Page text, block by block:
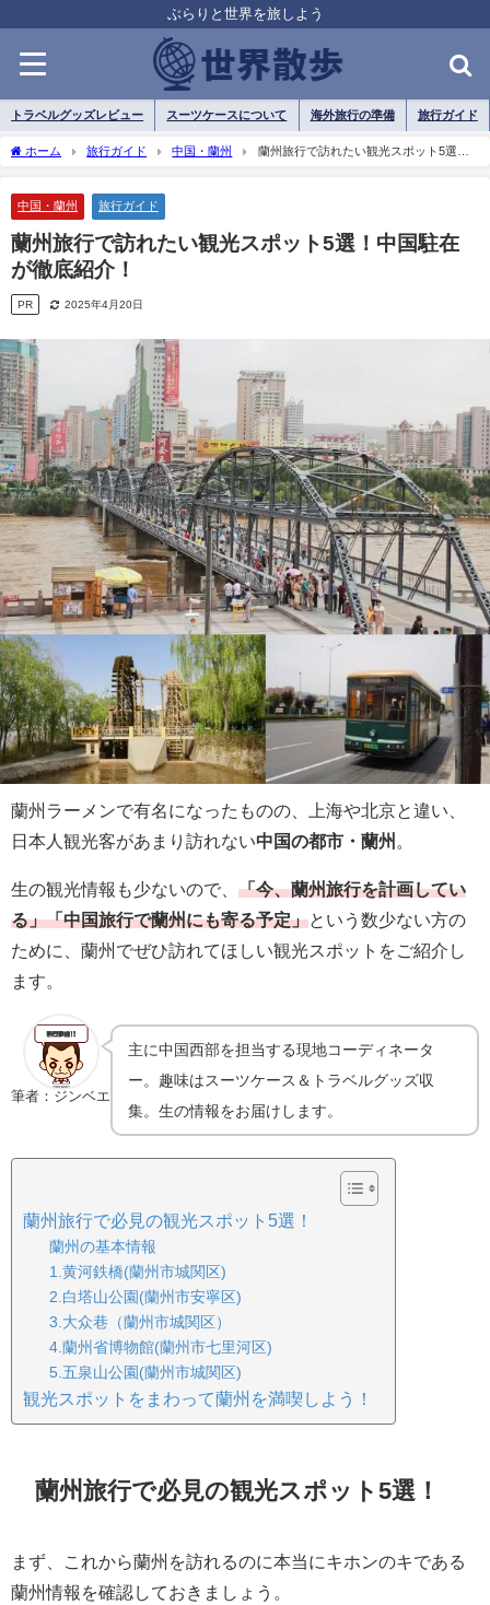
ぶらりと世界を旅しよう
トラベルグッズレビュー スーツケースについて 海外旅行の準備 旅行ガイド
ホーム 旅行ガイド 中国・蘭州
蘭州旅行で訪れたい観光スポット5選！
中国・蘭州 旅行ガイド
蘭州旅行で訪れたい観光スポット5選！中国駐在
が徹底紹介！
PR 2025年4月20日
蘭州ラーメンで有名になったものの、上海や北京と違い、
日本人観光客があまり訪れない中国の都市・蘭州
生の観光情報も少ないので、 「今、蘭州旅行を計画してい
る」「中国旅行で蘭州にも寄る予定」という数少ない方の
ために、蘭州でぜひ訪れてほしい観光スポットをご紹介し
ます。
筆者：ジンベエ
主に中国西部を担当する現地コーディネータ
ー。趣味はスーツケース＆トラベルグッズ収
集。生の情報をお届けします。
蘭州旅行で必見の観光スポット5選！
蘭州の基本情報
1.黄河鉄橋(蘭州市城関区)
2.白塔山公園(蘭州市安寧区)
3.大众巷（蘭州市城関区）
4.蘭州省博物館(蘭州市七里河区)
5.五泉山公園(蘭州市城関区)
観光スポットをまわって蘭州を満喫しよう！
蘭州旅行で必見の観光スポット5選！
まず、これから蘭州を訪れるのに本当にキホンのキである
蘭州情報を確認しておきましょう。